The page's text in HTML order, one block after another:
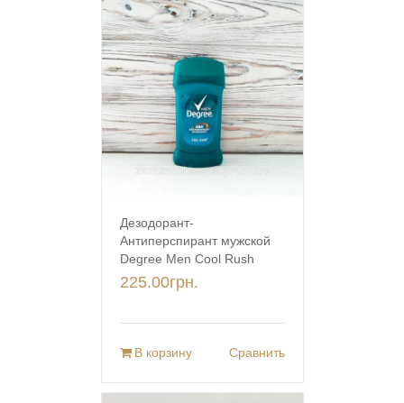
Дезодорант-
Антиперспирант мужской
Degree Men Cool Rush
225.00грн.
В корзину Сравнить